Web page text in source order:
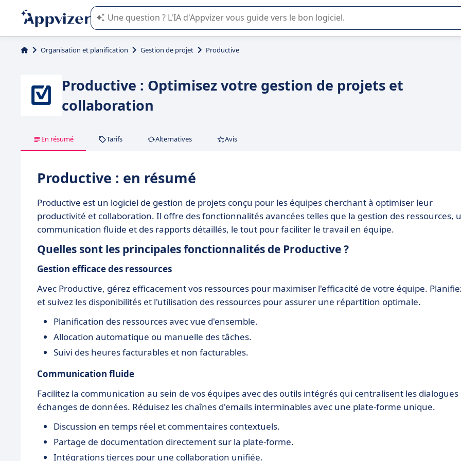
L'IA de Appvizer vous guide dans l'utilisation ou la sélection de logiciel SaaS en entreprise.
Organisation et planification Gestion de projet Productive
Productive : Optimisez votre gestion de projets et
collaboration
En résumé Tarifs Alternatives Avis
Productive : en résumé
Productive est un logiciel de gestion de projets conçu pour les équipes cherchant à optimiser leur
productivité et collaboration. Il offre des fonctionnalités avancées telles que la gestion des ressources,
communication fluide et des rapports détaillés, le tout pour faciliter le travail en équipe.
Quelles sont les principales fonctionnalités de Productive ?
Gestion efficace des ressources
Avec Productive, gérez efficacement vos ressources pour maximiser l'efficacité de votre équipe.
et suivez les disponibilités et l'utilisation des ressources pour assurer une répartition optimale.
Planification des ressources avec vue d'ensemble.
Allocation automatique ou manuelle des tâches.
Suivi des heures facturables et non facturables.
Communication fluide
Facilitez la communication au sein de vos équipes avec des outils intégrés qui centralisent les dialogues
échanges de données. Réduisez les chaînes d'emails interminables avec une plate-forme unique.
Discussion en temps réel et commentaires contextuels.
Partage de documentation directement sur la plate-forme.
Intégrations tierces pour une collaboration unifiée.